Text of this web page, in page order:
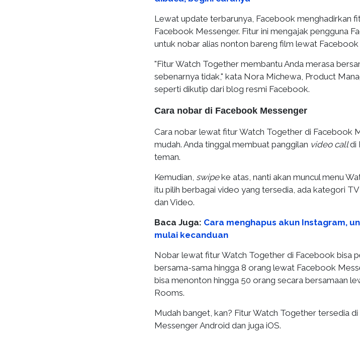
Lewat update terbarunya, Facebook menghadirkan
Facebook Messenger. Fitur ini mengajak pengguna
untuk nobar alias nonton bareng film lewat Facebook
"Fitur Watch Together membantu Anda merasa
sebenarnya tidak," kata Nora Michewa, Product
seperti dikutip dari blog resmi Facebook.
Cara nobar di Facebook Messenger
Cara nobar lewat fitur Watch Together di Facebook
mudah. Anda tinggal membuat panggilan video calldi
teman.
Kemudian, swipeke atas, nanti akan muncul menu
itu pilih berbagai video yang tersedia, ada kategori
dan Video.
Baca Juga: Cara menghapus akun Instagram,
mulai kecanduan
Nobar lewat fitur Watch Together di Facebook bisa
bersama-sama hingga 8 orang lewat Facebook
bisa menonton hingga 50 orang secara bersamaan
Rooms.
Mudah banget, kan? Fitur Watch Together tersedia
Messenger Android dan juga iOS.